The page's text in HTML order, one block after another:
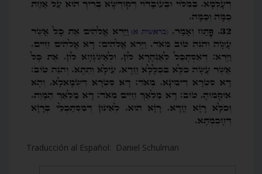
Traducción al Español: Daniel Schulman